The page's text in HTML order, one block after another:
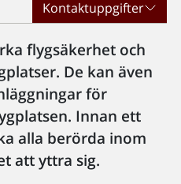
Kontaktuppgifter
flygsäkerhet och
De kan även
för
Innan ett
alla berörda inom
att yttra sig.